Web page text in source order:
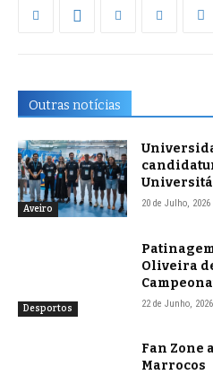
Outras notícias
Aveiro 20 de Julho, 2026
Desportos
Oliveira
22 de Junho, 2026
Fan Zone
Marrocos